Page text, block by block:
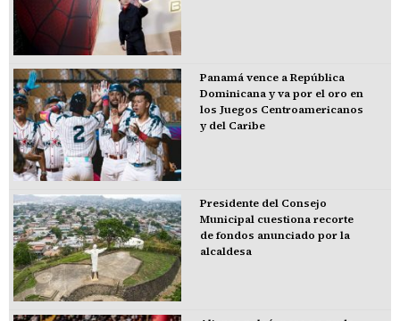
Panamá vence a República
Dominicana y va por el oro en
los Juegos Centroamericanos
y del Caribe
Presidente del Consejo
Municipal cuestiona recorte
de fondos anunciado por la
alcaldesa